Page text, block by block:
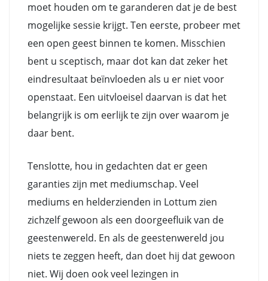
moet houden om te garanderen dat je de best
mogelijke sessie krijgt. Ten eerste, probeer met
een open geest binnen te komen. Misschien
bent u sceptisch, maar dot kan dat zeker het
eindresultaat beïnvloeden als u er niet voor
openstaat. Een uitvloeisel daarvan is dat het
belangrijk is om eerlijk te zijn over waarom je
daar bent.
Tenslotte, hou in gedachten dat er geen
garanties zijn met mediumschap. Veel
mediums en helderzienden in Lottum zien
zichzelf gewoon als een doorgeefluik van de
geestenwereld. En als de geestenwereld jou
niets te zeggen heeft, dan doet hij dat gewoon
niet. Wij doen ook veel lezingen in